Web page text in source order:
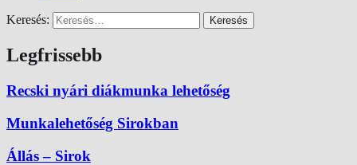
Keresés:
Legfrissebb
Recski nyári diákmunka lehetőség
Munkalehetőség Sirokban
Állás – Sirok